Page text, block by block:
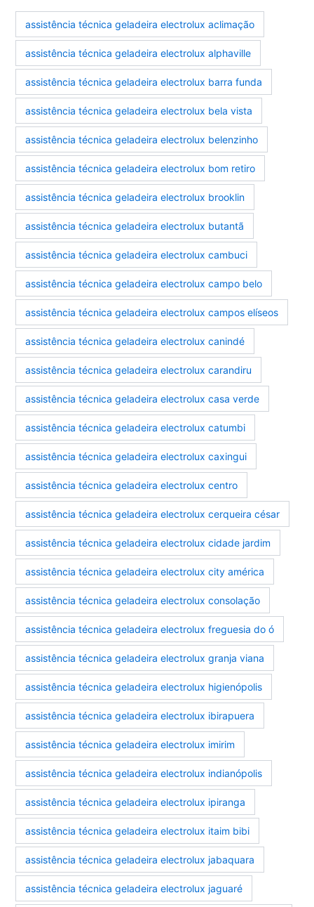
assistência técnica geladeira electrolux aclimação
assistência técnica geladeira electrolux alphaville
assistência técnica geladeira electrolux barra funda
assistência técnica geladeira electrolux bela vista
assistência técnica geladeira electrolux belenzinho
assistência técnica geladeira electrolux bom retiro
assistência técnica geladeira electrolux brooklin
assistência técnica geladeira electrolux butantã
assistência técnica geladeira electrolux cambuci
assistência técnica geladeira electrolux campo belo
assistência técnica geladeira electrolux campos elíseos
assistência técnica geladeira electrolux canindé
assistência técnica geladeira electrolux carandiru
assistência técnica geladeira electrolux casa verde
assistência técnica geladeira electrolux catumbi
assistência técnica geladeira electrolux caxingui
assistência técnica geladeira electrolux centro
assistência técnica geladeira electrolux cerqueira césar
assistência técnica geladeira electrolux cidade jardim
assistência técnica geladeira electrolux city américa
assistência técnica geladeira electrolux consolação
assistência técnica geladeira electrolux freguesia do ó
assistência técnica geladeira electrolux granja viana
assistência técnica geladeira electrolux higienópolis
assistência técnica geladeira electrolux ibirapuera
assistência técnica geladeira electrolux imirim
assistência técnica geladeira electrolux indianópolis
assistência técnica geladeira electrolux ipiranga
assistência técnica geladeira electrolux itaim bibi
assistência técnica geladeira electrolux jabaquara
assistência técnica geladeira electrolux jaguaré